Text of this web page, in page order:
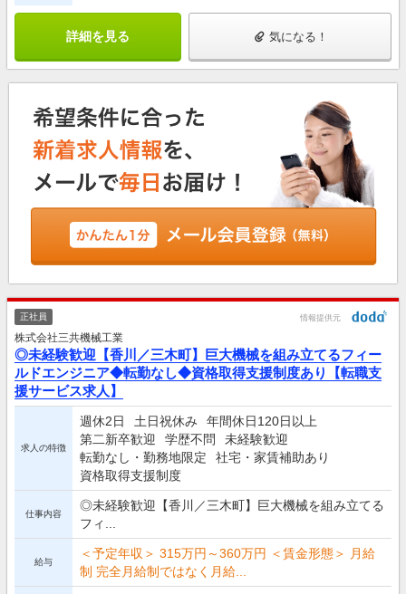
詳細を見る 気になる！
正社員 情報提供元
株式会社三共機械工業
◎未経験歓迎【香川／三木町】巨大機械を組み立てるフィー
ルドエンジニア◆転勤なし◆資格取得支援制度あり【転職支
援サービス求人】
求人の特徴
週休2日 土日祝休み
年間休日120日以上
第二新卒歓迎
学歴不問
未経験歓迎
転勤なし・勤務地限定
社宅・家賃補助あり
資格取得支援制度
仕事内容
◎未経験歓迎【香川／三木町】巨大機械を組み立てる
フィ...
給与
＜予定年収＞ 315万円～360万円 ＜賃金形態＞ 月給
制 完全月給制ではなく月給...